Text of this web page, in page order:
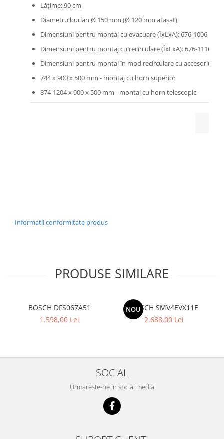
Lăţime: 90 cm
Diametru burlan Ø 150 mm (Ø 120 mm ataşat)
Dimensiuni pentru montaj cu evacuare (ÎxLxA): 676-1006 x
Dimensiuni pentru montaj cu recirculare (ÎxLxA): 676-1116 x
Dimensiuni pentru montaj în mod recirculare cu accesoriu
744 x 900 x 500 mm - montaj cu horn superior
874-1204 x 900 x 500 mm - montaj cu horn telescopic
Informatii conformitate produs
PRODUSE SIMILARE
BOSCH DFS067A51
1.598,00 Lei
NOU
BOSCH SMV4EVX11E
2.688,00 Lei
SOCIAL
Urmareste-ne in social media